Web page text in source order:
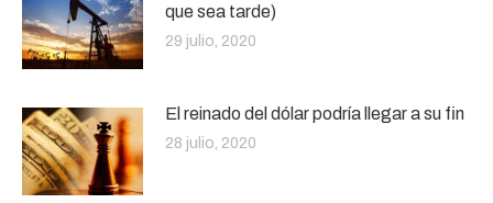
que sea tarde)
29 julio, 2020
El reinado del dólar podría llegar a su fin
28 julio, 2020